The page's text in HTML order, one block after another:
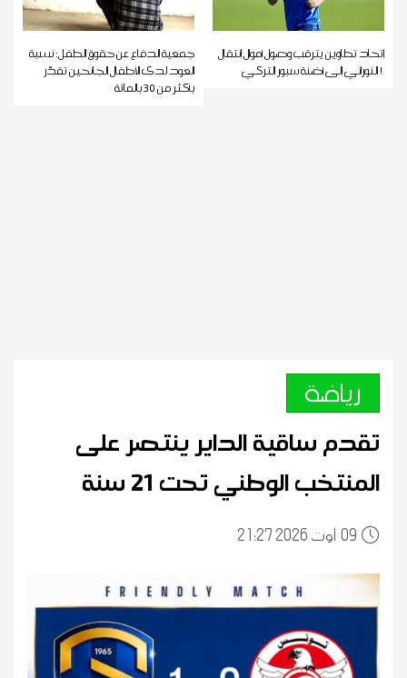
إتحاد تطاوين يترقب وصول أموال إنتقال
النوراني إلى أضنة سبور التركي !
جمعية الدفاع عن حقوق الطفل: نسبة
العود لدى الأطفال الجانحين تقدّر
بأكثر من 30 بالمائة
رياضة
تقدم ساقية الداير ينتصر على
المنتخب الوطني تحت 21 سنة
0921:27 2026 أوت